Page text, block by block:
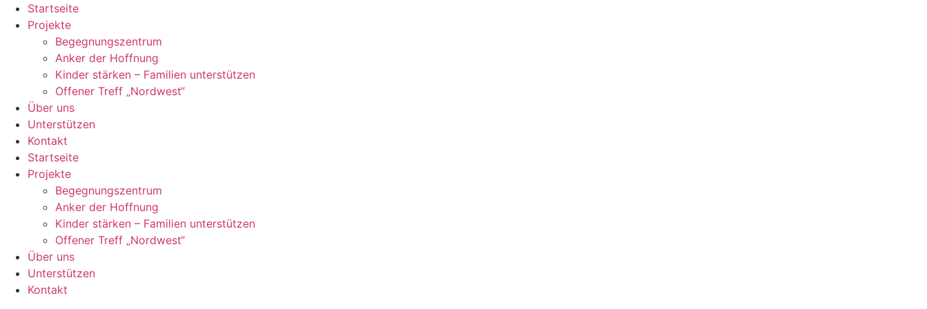
Zum
Inhalt
springen
Startseite
Projekte
Begegnungszentrum
Anker der Hoffnung
Kinder stärken – Familien unterstützen
Offener Treff „Nordwest“
Über uns
Unterstützen
Kontakt
Startseite
Projekte
Begegnungszentrum
Anker der Hoffnung
Kinder stärken – Familien unterstützen
Offener Treff „Nordwest“
Über uns
Unterstützen
Kontakt